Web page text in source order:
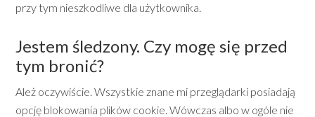
przy tym nieszkodliwe dla użytkownika.
Jestem śledzony. Czy mogę się przed
tym bronić?
Ależ oczywiście. Wszystkie znane mi przeglądarki posiadają
opcję blokowania plików cookie. Wówczas albo w ogóle nie